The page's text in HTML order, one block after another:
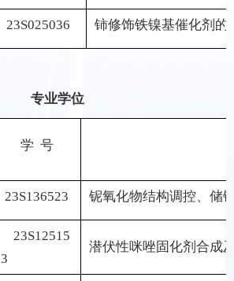
23S025036 铈修饰铁镍基催化剂
专业学位
学 号
23S136523 铌氧化物结构调控、储
23S12515
3
潜伏性咪唑固化剂合成